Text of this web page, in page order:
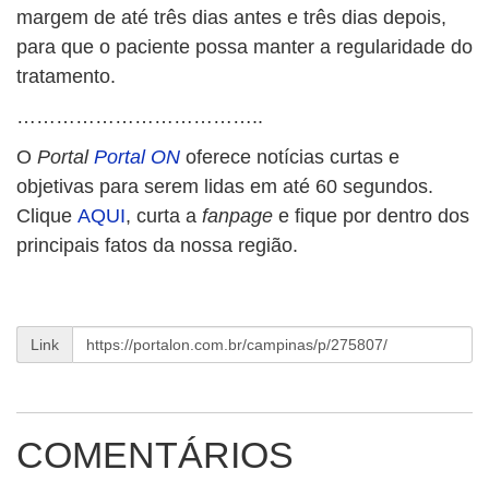
margem de até três dias antes e três dias depois,
para que o paciente possa manter a regularidade do
tratamento.
………………………………..
O Portal Portal ON oferece notícias curtas e
objetivas para serem lidas em até 60 segundos.
Clique AQUI, curta a fanpage e fique por dentro dos
principais fatos da nossa região.
Link
COMENTÁRIOS